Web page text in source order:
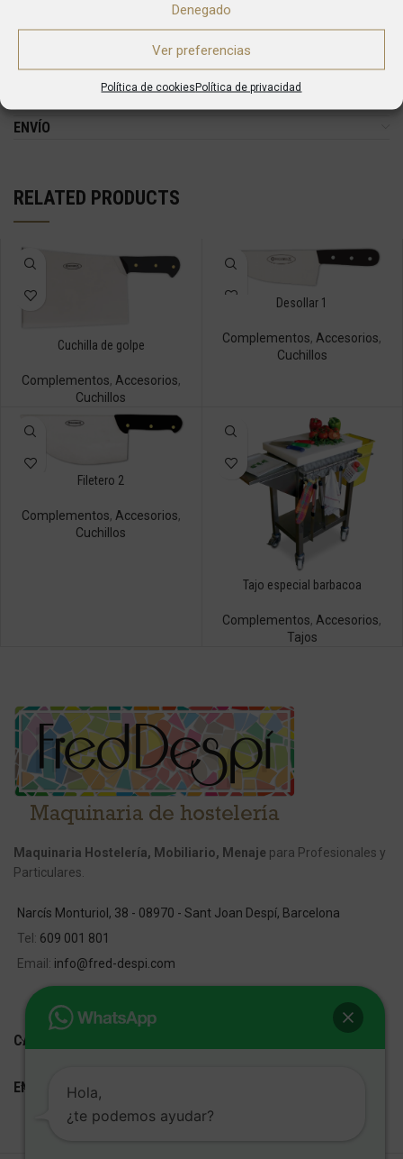
Denegado
Ver preferencias
Política de cookiesPolítica de privacidad
Gastronorm es una valiosa ayuda para todos los lugares donde
pueden ser utilizadas, hoteles, restaurantes, clínicas, hospitales…,
para asegurar un alto nivel de servicio a sus clientes o pacientes,
cumpliendo con todas las normativas.
ENVÍO
RELATED PRODUCTS
Cuchilla de golpe
Complementos, Accesorios,
Cuchillos
Desollar 1
Complementos, Accesorios,
Cuchillos
Filetero 2
Complementos, Accesorios,
Cuchillos
Tajo especial barbacoa
Complementos,Accesorios,
Tajos
Maquinaria Hostelería, Mobiliario, Menaje para Profesionales y
Particulares.
Narcís Monturiol, 38 - 08970 - Sant Joan Despí, Barcelona
Tel: 609 001 801
Email: info@fred-despi.com
CATEGORIAS
ENLACES ÚTILES
Hola,
¿te podemos ayudar?